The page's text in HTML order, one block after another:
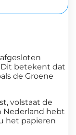
Dit betekent dat
de Groene
volstaat de
Nederland hebt
het papieren